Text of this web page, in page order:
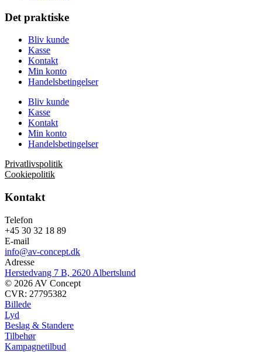
Det praktiske
Bliv kunde
Kasse
Kontakt
Min konto
Handelsbetingelser
Bliv kunde
Kasse
Kontakt
Min konto
Handelsbetingelser
Privatlivspolitik
Cookiepolitik
Kontakt
Telefon
+45 30 32 18 89
E-mail
info@av-concept.dk
Adresse
Herstedvang 7 B, 2620 Albertslund
© 2026 AV Concept
CVR: 27795382
Billede
Lyd
Beslag & Standere
Tilbehør
Kampagnetilbud